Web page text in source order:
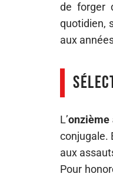
de forger
quotidien,
aux
L’onzième
conjugale.
aux
Pour